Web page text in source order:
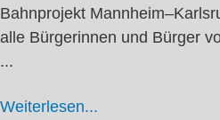
Bahnprojekt
alle Bürgerinnen und Bürger
...
Weiterlesen...